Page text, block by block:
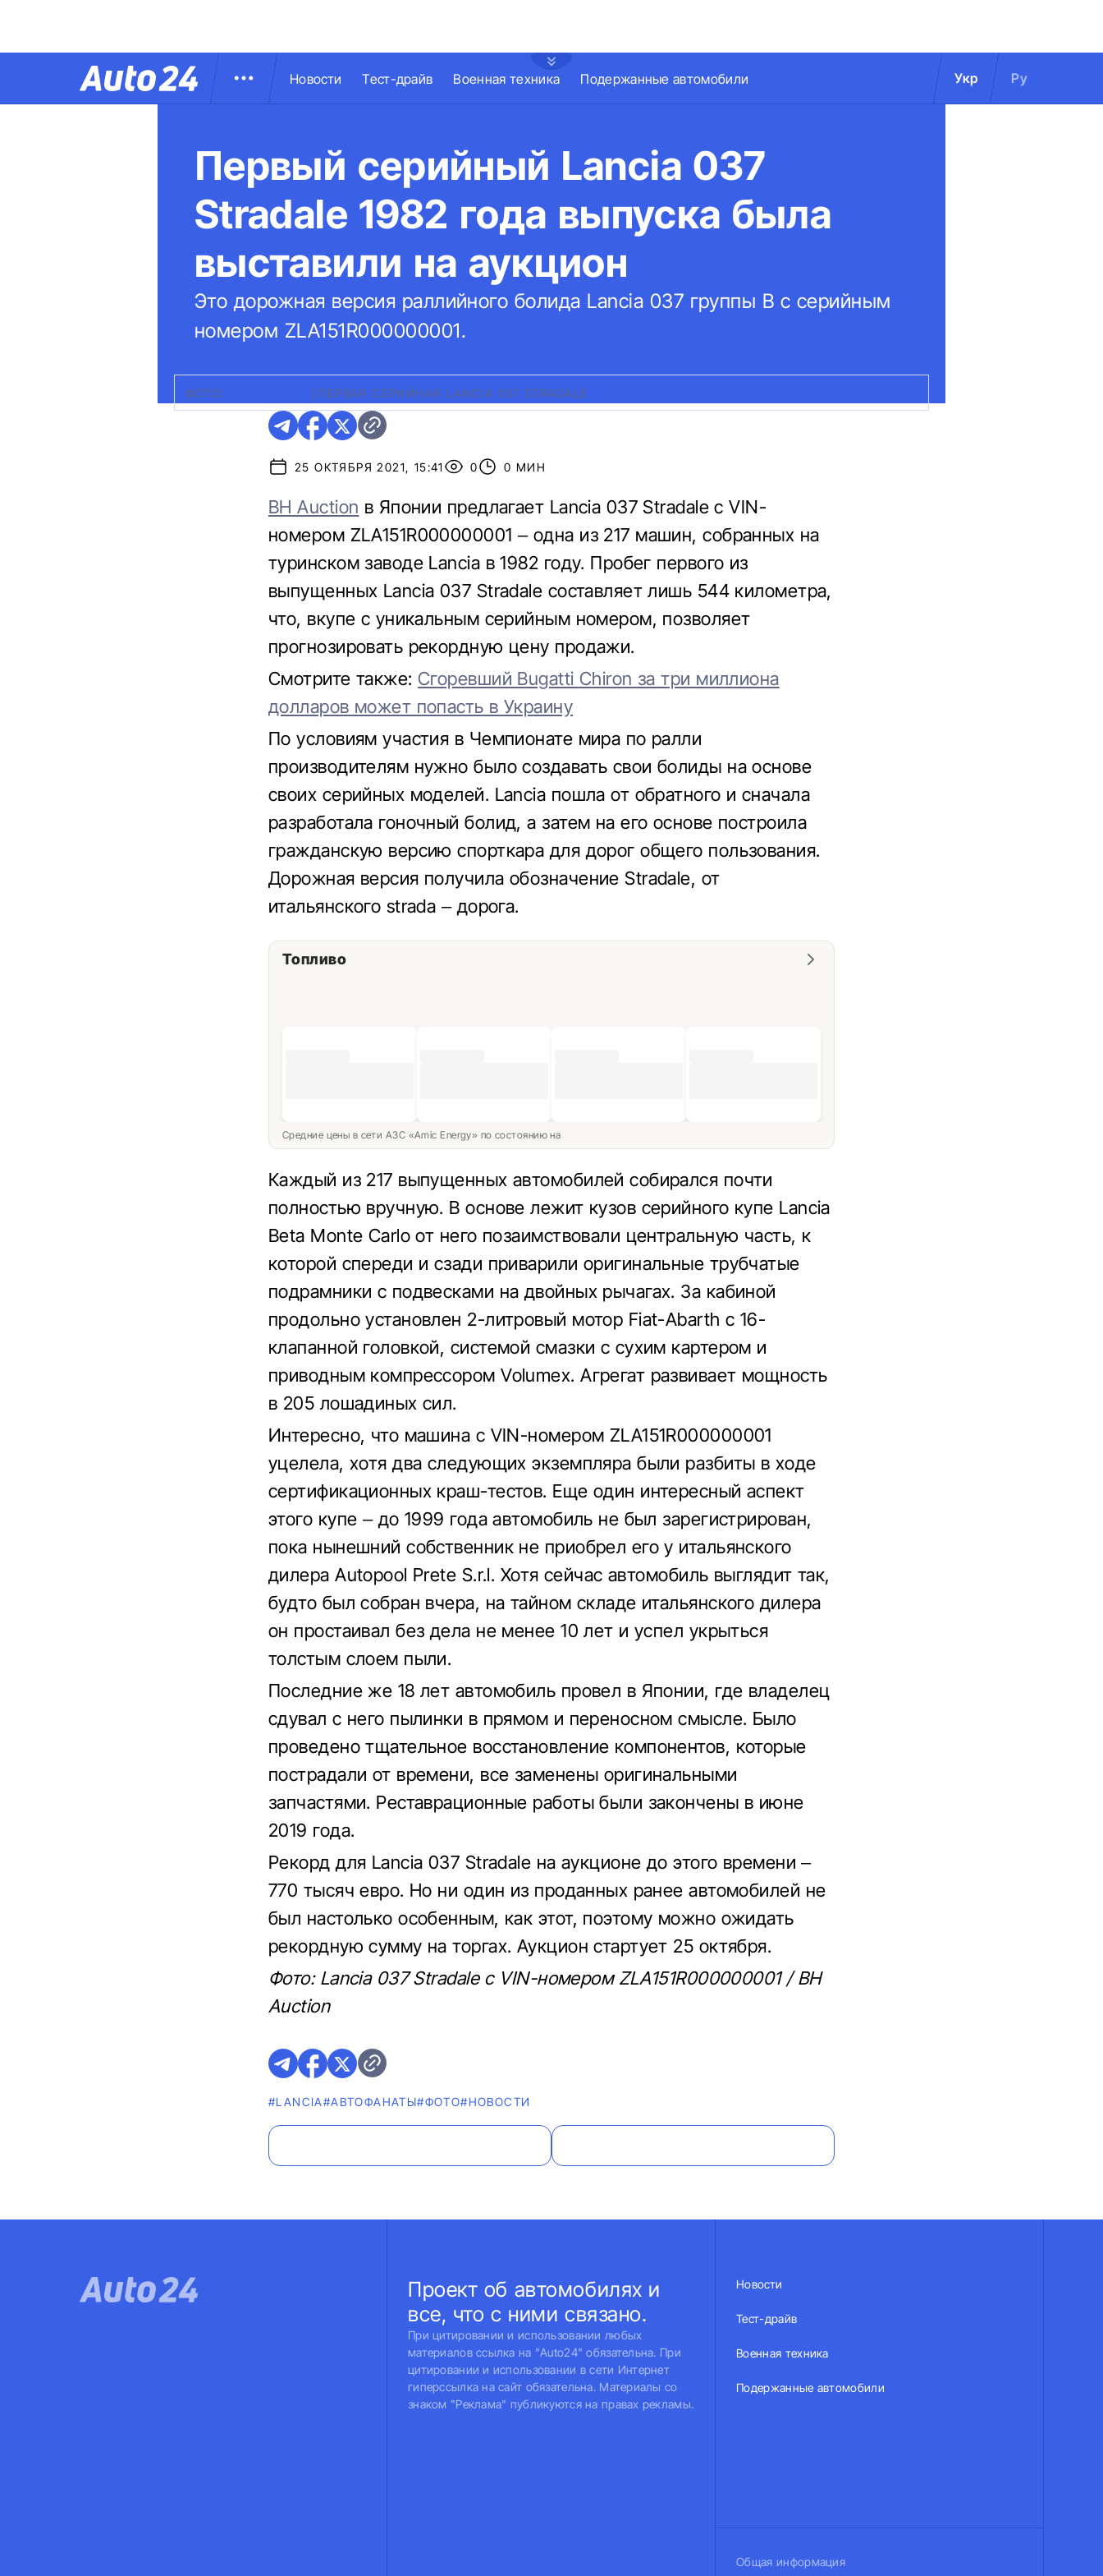
Новости Тест-драйв Военная техника Подержанные автомобили Укр Ру
Первый серийный Lancia 037
Stradale 1982 года выпуска была
выставили на аукцион
Это дорожная версия раллийного болида Lancia 037 группы B с серийным
номером ZLA151R000000001.
ФОТО: ПЕРВАЯ СЕРИЙНАЯ LANCIA 037 STRADALE
25 ОКТЯБРЯ 2021, 15:41 0 0 МИН
BH Auction в Японии предлагает Lancia 037 Stradale с VIN-
номером ZLA151R000000001 – одна из 217 машин, собранных на
туринском заводе Lancia в 1982 году. Пробег первого из
выпущенных Lancia 037 Stradale составляет лишь 544 километра,
что, вкупе с уникальным серийным номером, позволяет
прогнозировать рекордную цену продажи.
Смотрите также:Сгоревший Bugatti Chiron за три миллиона
долларов может попасть в Украину
По условиям участия в Чемпионате мира по ралли
производителям нужно было создавать свои болиды на основе
своих серийных моделей. Lancia пошла от обратного и сначала
разработала гоночный болид, а затем на его основе построила
гражданскую версию спорткара для дорог общего пользования.
Дорожная версия получила обозначение Stradale, от
итальянского strada – дорога.
Топливо
Средние цены в сети АЗС «Amic Energy» по состоянию на
Каждый из 217 выпущенных автомобилей собирался почти
полностью вручную. В основе лежит кузов серийного купе Lancia
Beta Monte Carlo от него позаимствовали центральную часть, к
которой спереди и сзади приварили оригинальные трубчатые
подрамники с подвесками на двойных рычагах. За кабиной
продольно установлен 2-литровый мотор Fiat-Abarth с 16-
клапанной головкой, системой смазки с сухим картером и
приводным компрессором Volumex. Агрегат развивает мощность
в 205 лошадиных сил.
Интересно, что машина с VIN-номером ZLA151R000000001
уцелела, хотя два следующих экземпляра были разбиты в ходе
сертификационных краш-тестов. Еще один интересный аспект
этого купе – до 1999 года автомобиль не был зарегистрирован,
пока нынешний собственник не приобрел его у итальянского
дилера Autopool Prete S.r.l. Хотя сейчас автомобиль выглядит так,
будто был собран вчера, на тайном складе итальянского дилера
он простаивал без дела не менее 10 лет и успел укрыться
толстым слоем пыли.
Последние же 18 лет автомобиль провел в Японии, где владелец
сдувал с него пылинки в прямом и переносном смысле. Было
проведено тщательное восстановление компонентов, которые
пострадали от времени, все заменены оригинальными
запчастями. Реставрационные работы были закончены в июне
2019 года.
Рекорд для Lancia 037 Stradale на аукционе до этого времени –
770 тысяч евро. Но ни один из проданных ранее автомобилей не
был настолько особенным, как этот, поэтому можно ожидать
рекордную сумму на торгах. Аукцион стартует 25 октября.
Фото: Lancia 037 Stradale с VIN-номером ZLA151R000000001 / BH
Auction
#LANCIA#AВТОФАНАТЫ#ФОТО#НОВОСТИ
Проект об автомобилях и
все, что с ними связано.
При цитировании и использовании любых
материалов ссылка на "Auto24" обязательна. При
цитировании и использовании в сети Интернет
гиперссылка на сайт обязательна. Материалы со
знаком "Реклама" публикуются на правах рекламы.
Новости
Тест-драйв
Военная техника
Подержанные автомобили
Общая информация